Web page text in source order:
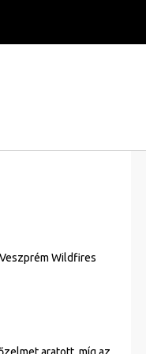
Wildfires
aratott, míg az